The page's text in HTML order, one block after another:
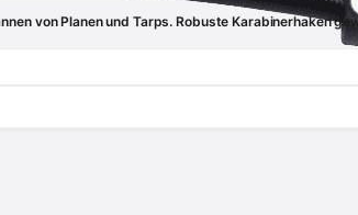
von Planen und Tarps. Robuste Karabinerhaken